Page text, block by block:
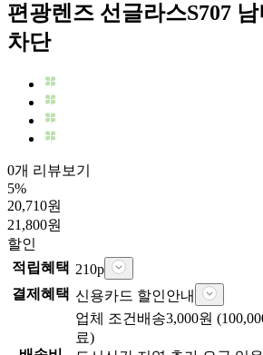
편광렌즈 선글라스S707
차단
0개 리뷰보기
5%
20,710원
21,800원
할인
적립혜택 210p
결제혜택 신용카드 할인안내
업체 조건배송3,000원 (
료)